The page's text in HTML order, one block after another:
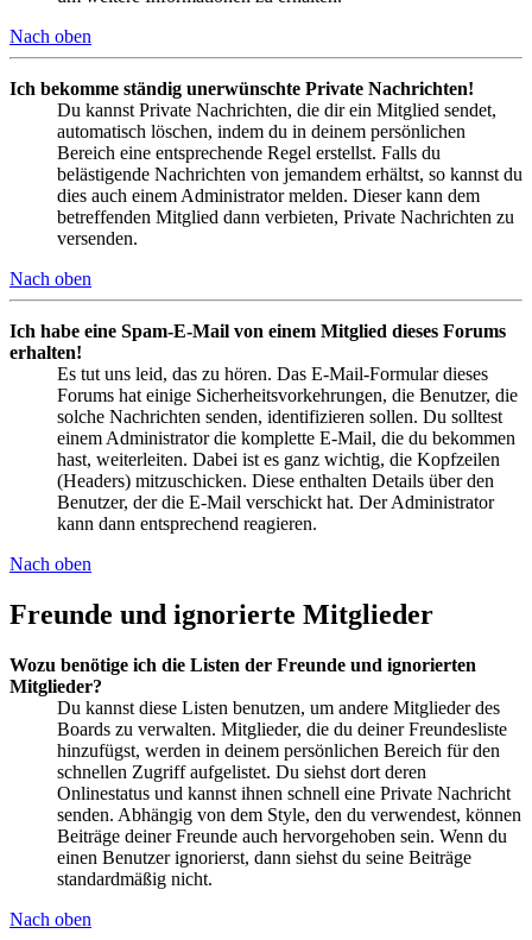
Nach oben
Ich bekomme ständig unerwünschte Private Nachrichten!
Du kannst Private Nachrichten, die dir ein Mitglied sendet,
automatisch löschen, indem du in deinem persönlichen
Bereich eine entsprechende Regel erstellst. Falls du
belästigende Nachrichten von jemandem erhältst, so kannst du
dies auch einem Administrator melden. Dieser kann dem
betreffenden Mitglied dann verbieten, Private Nachrichten zu
versenden.
Nach oben
Ich habe eine Spam-E-Mail von einem Mitglied dieses Forums
erhalten!
Es tut uns leid, das zu hören. Das E-Mail-Formular dieses
Forums hat einige Sicherheitsvorkehrungen, die Benutzer, die
solche Nachrichten senden, identifizieren sollen. Du solltest
einem Administrator die komplette E-Mail, die du bekommen
hast, weiterleiten. Dabei ist es ganz wichtig, die Kopfzeilen
(Headers) mitzuschicken. Diese enthalten Details über den
Benutzer, der die E-Mail verschickt hat. Der Administrator
kann dann entsprechend reagieren.
Nach oben
Freunde und ignorierte Mitglieder
Wozu benötige ich die Listen der Freunde und ignorierten
Mitglieder?
Du kannst diese Listen benutzen, um andere Mitglieder des
Boards zu verwalten. Mitglieder, die du deiner Freundesliste
hinzufügst, werden in deinem persönlichen Bereich für den
schnellen Zugriff aufgelistet. Du siehst dort deren
Onlinestatus und kannst ihnen schnell eine Private Nachricht
senden. Abhängig von dem Style, den du verwendest, können
Beiträge deiner Freunde auch hervorgehoben sein. Wenn du
einen Benutzer ignorierst, dann siehst du seine Beiträge
standardmäßig nicht.
Nach oben